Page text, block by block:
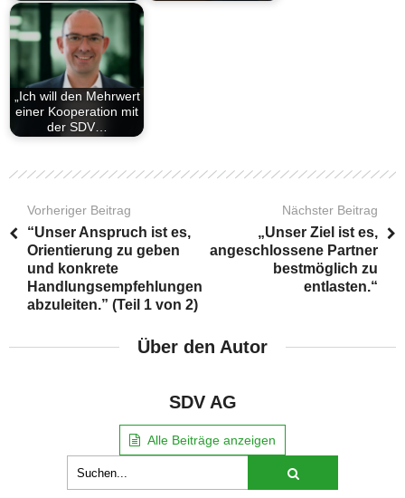
„Ich will den Mehrwert
einer Kooperation mit
der SDV…
Vorheriger Beitrag
“Unser Anspruch ist es,
Orientierung zu geben
und konkrete
Handlungsempfehlungen
abzuleiten.” (Teil 1 von 2)
Nächster Beitrag
„Unser Ziel ist es,
angeschlossene Partner
bestmöglich zu
entlasten.“
Über den Autor
SDV AG
Alle Beiträge anzeigen